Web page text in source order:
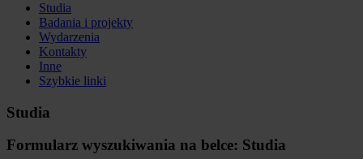
Studia
Badania i projekty
Wydarzenia
Kontakty
Inne
Szybkie linki
Studia
Formularz wyszukiwania na belce: Studia